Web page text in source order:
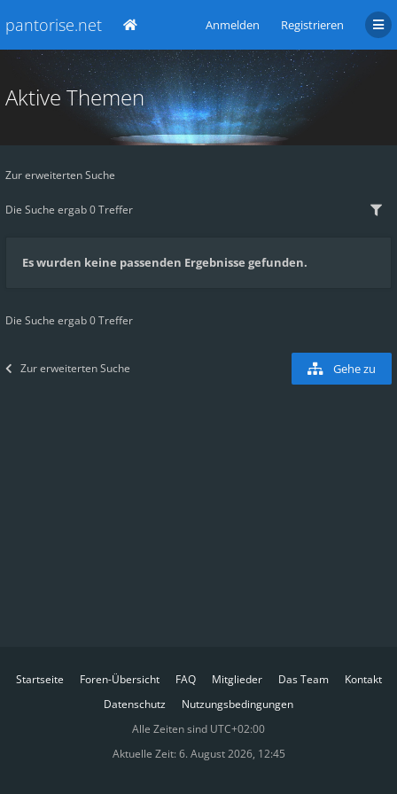
pantorise.net Anmelden Registrieren
Aktive Themen
Zur erweiterten Suche
Die Suche ergab 0 Treffer
Es wurden keine passenden Ergebnisse gefunden.
Die Suche ergab 0 Treffer
Zur erweiterten Suche Gehe zu
Startseite Foren-Übersicht FAQ Mitglieder Das Team
Kontakt
Datenschutz
Nutzungsbedingungen
Alle Zeiten sind UTC+02:00
Aktuelle Zeit: 6. August 2026, 12:45